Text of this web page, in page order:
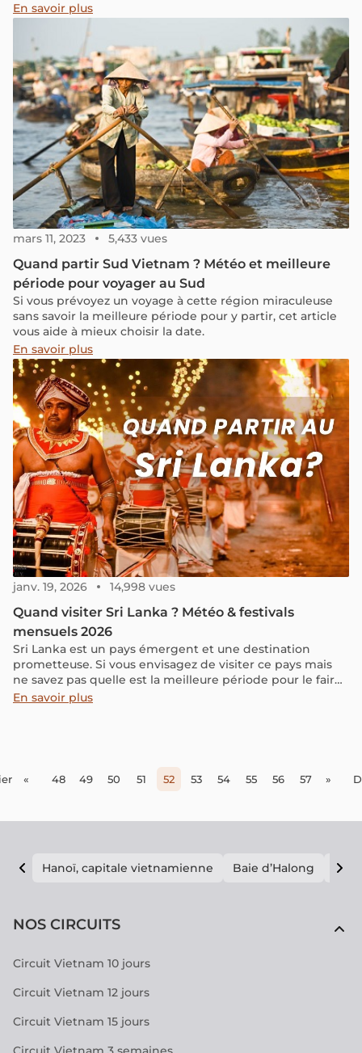
En savoir plus
mars 11, 2023 5,433 vues
Quand partir Sud Vietnam ? Météo et meilleure
période pour voyager au Sud
Si vous prévoyez un voyage à cette région miraculeuse
sans savoir la meilleure période pour y partir, cet article
vous aide à mieux choisir la date.
En savoir plus
janv. 19, 2026 14,998 vues
Quand visiter Sri Lanka ? Météo & festivals
mensuels 2026
Sri Lanka est un pays émergent et une destination
prometteuse. Si vous envisagez de visiter ce pays mais
ne savez pas quelle est la meilleure période pour le faire,
comment se comporte le climat dans un pays lointain ?...
En savoir plus
« 48 49 50 51 52 53 54 55 56 57 »
Hanoï, capitale vietnamienne Baie d’Halong E
NOS CIRCUITS
Circuit Vietnam 10 jours
Circuit Vietnam 12 jours
Circuit Vietnam 15 jours